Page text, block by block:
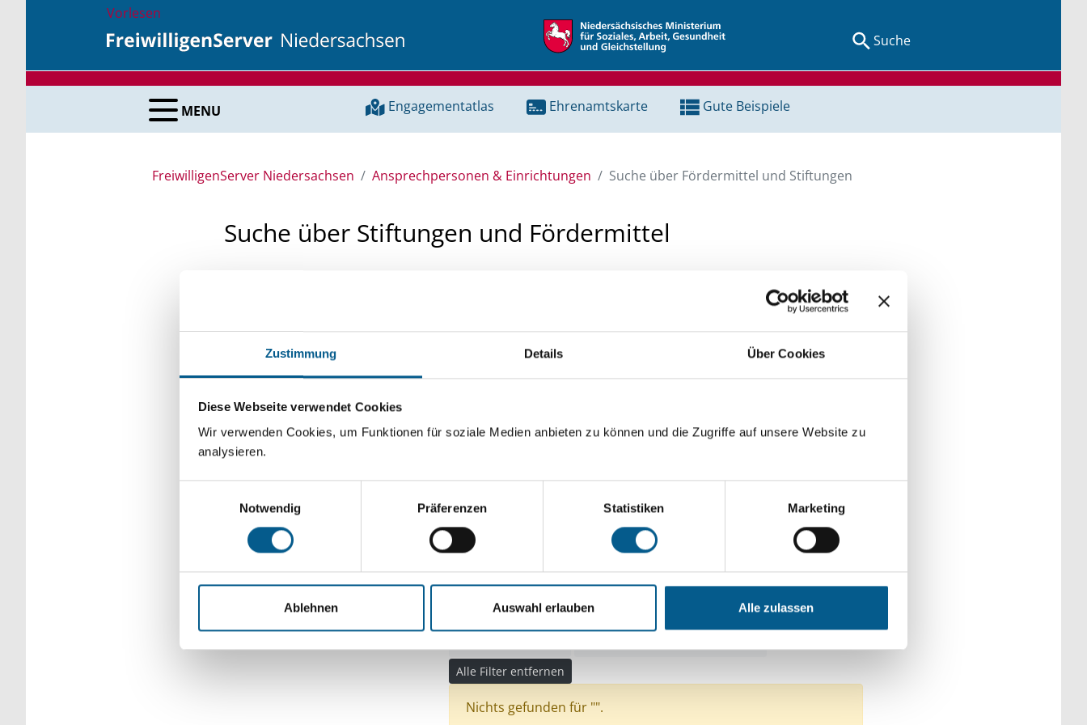
Zustimmung Details Über Cookies
Diese Webseite verwendet Cookies
Wir verwenden Cookies, um Funktionen für soziale Medien anbieten zu können und die Zugriffe auf unsere Website zu
analysieren.
Notwendig
Präferenzen Statistiken Marketing
Ablehnen Auswahl erlauben Alle zulassen
Vorlesen
Suche
MENU Engagementatlas Ehrenamtskarte Gute Beispiele
FreiwilligenServer Niedersachsen Ansprechpersonen & Einrichtungen Suche über Fördermittel und Stiftungen
Suche über Stiftungen und Fördermittel
unsere Fördermitteldatenbank und Stiftungsdatenbank recherchieren. Bei der Suche bitte die Groß- und
Kleinschreibung beachten.
verfeinert werden.
Aktive Filter:
Themen: Kinder, Jugendliche & Familie
Themen: Wohltätige Zwecke
Themen: Seniorinnen, Senioren & Pflege
Themen: Bürgerschaftliches Engagement
Themen: Denkmalschutz
Alle Filter entfernen
Nichts gefunden für "".